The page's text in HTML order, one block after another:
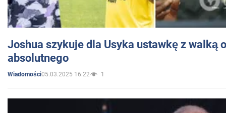
Joshua szykuje dla Usyka ustawkę z walką
absolutnego
Wiadomości05.03.2025 16:22 1